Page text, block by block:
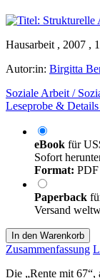
Hausarbeit , 2007 ,
Autor:in: Birgitta
Soziale Arbeit /
Leseprobe & Details
eBook für
Sofort
Format: PDF
Paperback
Versand
In den Warenkorb
Zusammenfassung
Die „Rente mit 67“,